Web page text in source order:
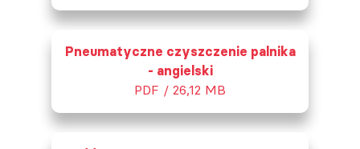
Pneumatyczne czyszczenie palnika
- angielski
PDF / 26,12 MB